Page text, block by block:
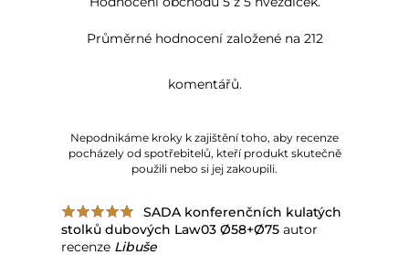
Průměrné hodnocení založené na 212
komentářů.
Nepodnikáme kroky k zajištění toho, aby recenze
pocházely od spotřebitelů, kteří produkt skutečně
použili nebo si jej zakoupili.
SADA konferenčních kulatých
stolků dubových Law03 Ø58+Ø75autor
recenze Libuše